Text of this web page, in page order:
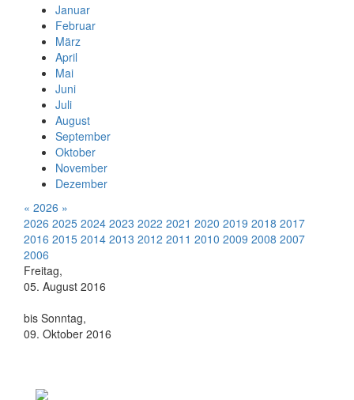
Januar
Februar
März
April
Mai
Juni
Juli
August
September
Oktober
November
Dezember
« 2026 »
2026 2025 2024 2023 2022 2021 2020 2019 2018 2017
2016 2015 2014 2013 2012 2011 2010 2009 2008 2007
2006
Freitag,
05. August 2016
bis Sonntag,
09. Oktober 2016